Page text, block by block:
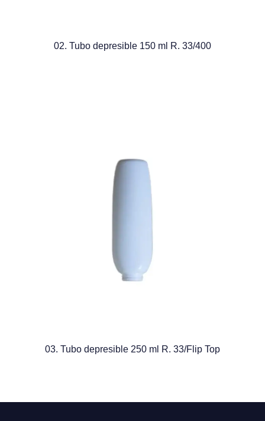
02. Tubo depresible 150 ml R. 33/400
03. Tubo depresible 250 ml R. 33/Flip Top